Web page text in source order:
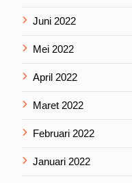
Juni 2022
Mei 2022
April 2022
Maret 2022
Februari 2022
Januari 2022